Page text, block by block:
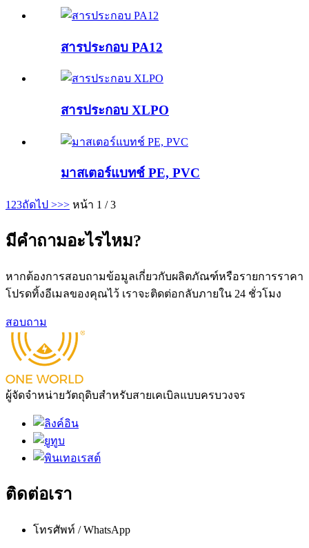
สารประกอบ PA12
สารประกอบ XLPO
มาสเตอร์แบทช์ PE, PVC
1 23ถัดไป >>> หน้า 1 / 3
มีคำถามอะไรไหม?
หากต้องการสอบถามข้อมูลเกี่ยวกับผลิตภัณฑ์หรือรายการราคา
โปรดทิ้งอีเมลของคุณไว้ เราจะติดต่อกลับภายใน 24 ชั่วโมง
สอบถาม
ผู้จัดจำหน่ายวัตถุดิบสำหรับสายเคเบิลแบบครบวงจร
ติดต่อเรา
โทรศัพท์ / WhatsApp